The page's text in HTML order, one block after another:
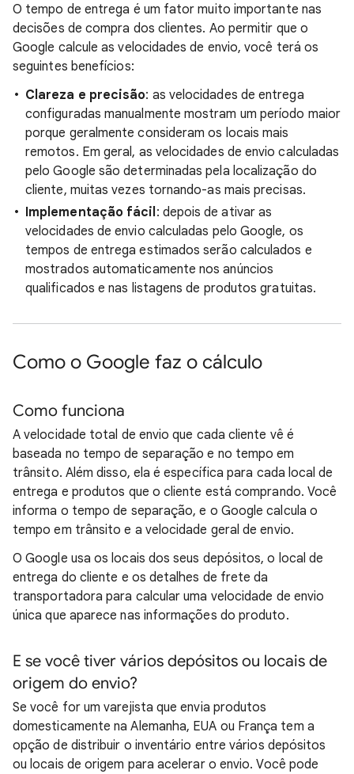
O tempo de entrega é um fator muito importante nas
decisões de compra dos clientes. Ao permitir que o
Google calcule as velocidades de envio, você terá os
seguintes benefícios:
Clareza e precisão: as velocidades de entrega
configuradas manualmente mostram um período maior
porque geralmente consideram os locais mais
remotos. Em geral, as velocidades de envio calculadas
pelo Google são determinadas pela localização do
cliente, muitas vezes tornando-as mais precisas.
Implementação fácil : depois de ativar as
velocidades de envio calculadas pelo Google, os
tempos de entrega estimados serão calculados e
mostrados automaticamente nos anúncios
qualificados e nas listagens de produtos gratuitas.
Como o Google faz o cálculo
Como funciona
A velocidade total de envio que cada cliente vê é
baseada no tempo de separação e no tempo em
trânsito. Além disso, ela é específica para cada local de
entrega e produtos que o cliente está comprando. Você
informa o tempo de separação, e o Google calcula o
tempo em trânsito e a velocidade geral de envio.
O Google usa os locais dos seus depósitos, o local de
entrega do cliente e os detalhes de frete da
transportadora para calcular uma velocidade de envio
única que aparece nas informações do produto.
E se você tiver vários depósitos ou locais de
origem do envio?
Se você for um varejista que envia produtos
domesticamente na Alemanha, EUA ou França tem a
opção de distribuir o inventário entre vários depósitos
ou locais de origem para acelerar o envio. Você pode